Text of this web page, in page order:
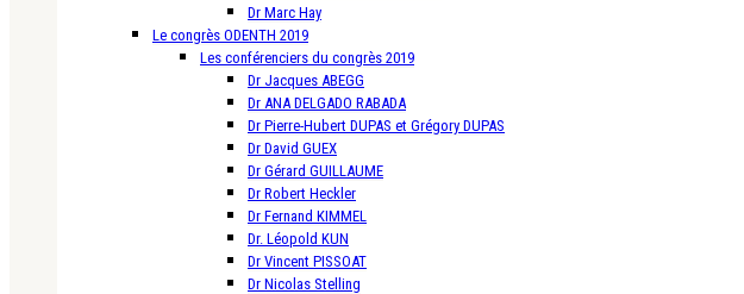
Dr Marc Hay
Le congrès ODENTH 2019
Les conférenciers du congrès 2019
Dr Jacques ABEGG
Dr ANA DELGADO RABADA
Dr Pierre-Hubert DUPAS et Grégory DUPAS
Dr David GUEX
Dr Gérard GUILLAUME
Dr Robert Heckler
Dr Fernand KIMMEL
Dr. Léopold KUN
Dr Vincent PISSOAT
Dr Nicolas Stelling